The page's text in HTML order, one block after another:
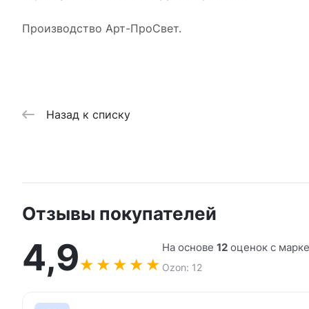
Производство Арт-ПроСвет.
Назад к списку
Отзывы покупателей
4,9★ ★ ★ ★ ★
На основе 12 оценок с
Ozon: 12